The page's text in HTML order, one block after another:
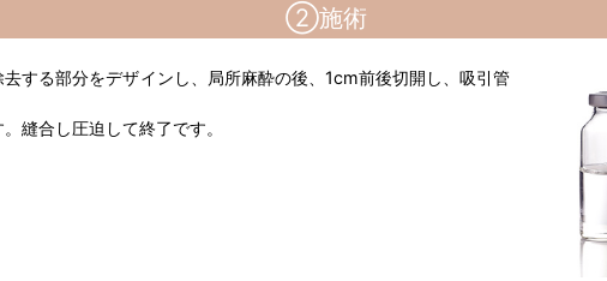
②施術
する部分をデザインし、局所麻酔の後、1cm前後切開し、吸引管
縫合し圧迫して終了です。